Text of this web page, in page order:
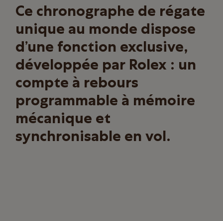
Ce chronographe de régate
unique au monde dispose
d’une fonction exclusive,
développée par Rolex : un
compte à rebours
programmable à mémoire
mécanique et
synchronisable en vol.